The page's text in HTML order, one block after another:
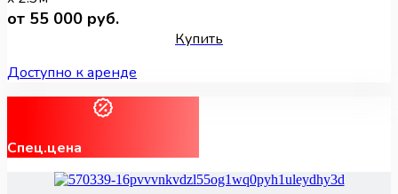
от 55 000 руб.
Купить
Доступно к аренде
Спец.цена